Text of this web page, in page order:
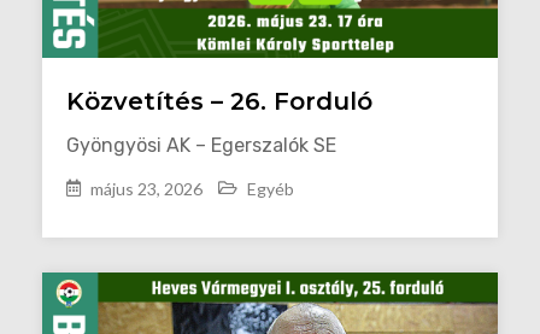
Közvetítés – 26. Forduló
Gyöngyösi AK – Egerszalók SE
május 23, 2026 Egyéb